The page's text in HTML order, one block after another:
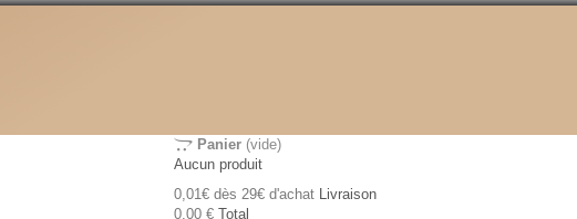
Panier (vide)
Aucun produit
0,01€ dès 29€ d'achat Livraison
0,00 € Total